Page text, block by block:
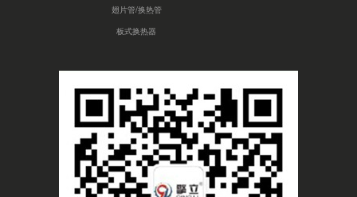
翅片管/换热管
板式换热器